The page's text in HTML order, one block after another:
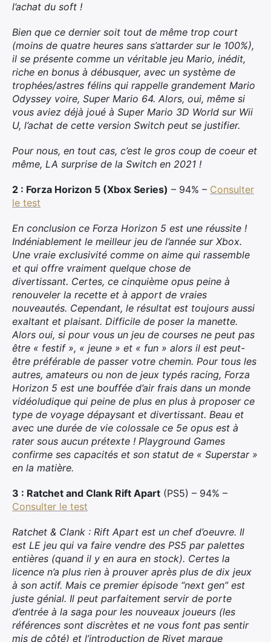
l’achat du soft !
Bien que ce dernier soit tout de même trop court
(moins de quatre heures sans s’attarder sur le 100%),
il se présente comme un véritable jeu Mario, inédit,
riche en bonus à débusquer, avec un système de
trophées/astres félins qui rappelle grandement Mario
Odyssey voire, Super Mario 64. Alors, oui, même si
vous aviez déjà joué à Super Mario 3D World sur Wii
U, l’achat de cette version Switch peut se justifier.
Pour nous, en tout cas, c’est le gros coup de coeur et
même, LA surprise de la Switch en 2021 !
2 : Forza Horizon 5 (Xbox Series) – 94% – Consulter
le test
En conclusion ce Forza Horizon 5 est une réussite !
Indéniablement le meilleur jeu de l’année sur Xbox.
Une vraie exclusivité comme on aime qui rassemble
et qui offre vraiment quelque chose de
divertissant. Certes, ce cinquième opus peine à
renouveler la recette et à apport de vraies
nouveautés. Cependant, le résultat est toujours aussi
exaltant et plaisant. Difficile de poser la manette.
Alors oui, si pour vous un jeu de courses ne peut pas
être « festif », « jeune » et « fun » alors il est peut-
être préférable de passer votre chemin. Pour tous les
autres, amateurs ou non de jeux typés racing, Forza
Horizon 5 est une bouffée d’air frais dans un monde
vidéoludique qui peine de plus en plus à proposer ce
type de voyage dépaysant et divertissant. Beau et
avec une durée de vie colossale ce 5e opus est à
rater sous aucun prétexte ! Playground Games
confirme ses capacités et son statut de « Superstar »
en la matière.
3 : Ratchet and Clank Rift Apart (PS5) – 94% –
Consulter le test
Ratchet & Clank : Rift Apart est un chef d’oeuvre. Il
est LE jeu qui va faire vendre des PS5 par palettes
entières (quand il y en aura en stock). Certes la
licence n’a plus rien à prouver après plus de dix jeux
à son actif. Mais ce premier épisode “next gen” est
juste génial. Il peut parfaitement servir de porte
d’entrée à la saga pour les nouveaux joueurs (les
références sont discrètes et ne vous font pas sentir
mis de côté) et l’introduction de Rivet marque